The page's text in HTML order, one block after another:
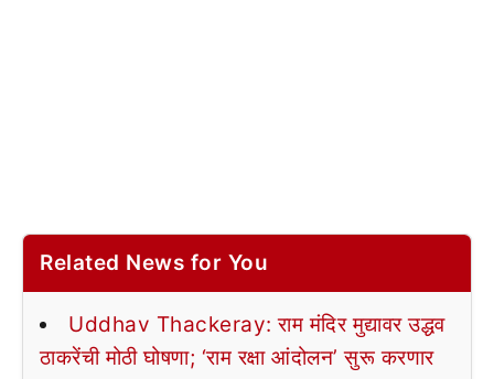
Related News for You
Uddhav Thackeray: राम मंदिर मुद्यावर उद्धव
ठाकरेंची मोठी घोषणा; ‘राम रक्षा आंदोलन’ सुरू करणार